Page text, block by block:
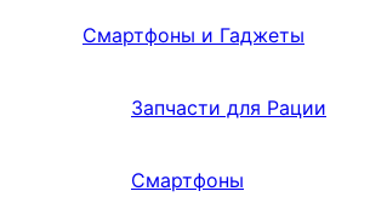
Смартфоны и Гаджеты
Запчасти для Рации
Смартфоны